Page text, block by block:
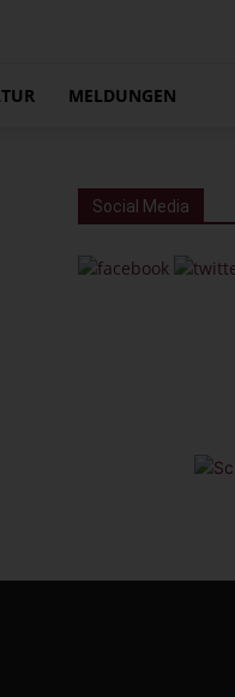
MELDUNGEN
Social Media